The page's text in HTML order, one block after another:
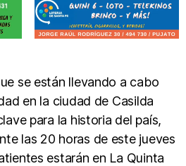
se están llevando a cabo
en la ciudad de Casilda
para la historia del país,
las 20 horas de este jueves
estarán en La Quinta